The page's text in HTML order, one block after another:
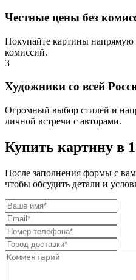
Честные цены без
Покупайте картины напрямую
комиссий.
3
Художники со всей
Огромный выбор стилей и
личной встречи с авторами.
Купить картину в
После заполнения формы с
чтобы обсудить детали и